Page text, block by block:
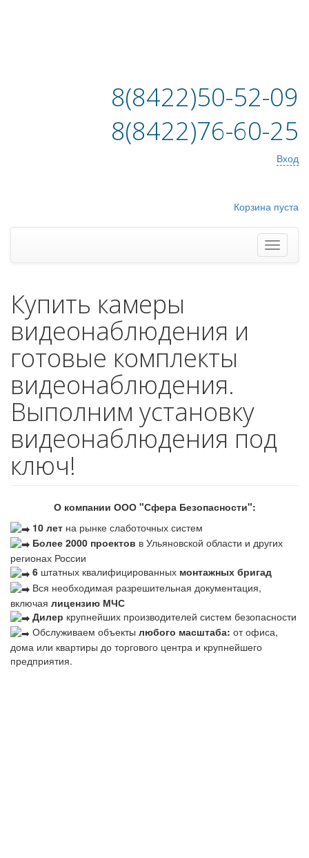
8(8422)50-52-09
8(8422)76-60-25
Вход
Корзина пуста
Купить камеры
видеонаблюдения и
готовые комплекты
видеонаблюдения.
Выполним установку
видеонаблюдения под
ключ!
О компании ООО "Сфера Безопасности":
10 лет на рынке слаботочных систем
Более 2000 проектов в Ульяновской области и других
регионах России
6 штатных квалифицированных монтажных бригад
Вся необходимая разрешительная документация,
включая лицензию МЧС
Дилер крупнейших производителей систем безопасности
Обслуживаем объекты любого масштаба: от офиса,
дома или квартиры до торгового центра и крупнейшего
предприятия.